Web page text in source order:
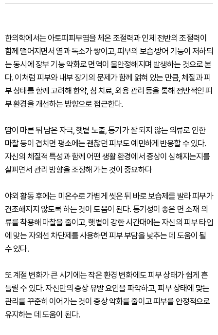
한의학에서는 아토피피부염을 체온 조절력과 인체 전반의 조절력이
함께 떨어지면서 열과 독소가 쌓이고, 피부의 보습·방어 기능이 저하되
는 동시에 장부 기능 약화로 면역이 불안정해지며 발생하는 것으로 본
다. 이처럼 피부와 내부 장기의 문제가 함께 얽혀 있는 만큼, 체질과 피
부 상태를 함께 고려해 한약, 침 치료, 외용 관리 등을 통해 전반적인 피
부 환경을 개선하는 방향으로 접근한다.
땀이 마른 뒤 남은 자극, 햇볕 노출, 통기가 잘 되지 않는 의류로 인한
마찰 등이 겹치면 평소에는 괜찮던 피부도 예민하게 반응할 수 있다.
자신의 체질적 특성과 함께 어떤 생활 환경에서 증상이 심해지는지를
살피면서 관리 방향을 조정해 가는 것이 중요하다
야외 활동 후에는 미온수로 가볍게 씻은 뒤 바로 보습제를 발라 피부가
건조해지지 않도록 하는 것이 도움이 된다. 통기성이 좋은 면 소재 의
류를 착용해 마찰을 줄이고, 햇볕이 강한 시간대에는 자신의 피부 타입
에 맞는 자외선 차단제를 사용하면 피부 부담을 낮추는 데 도움이 될
수 있다.
또 계절 변화가 큰 시기에는 작은 환경 변화에도 피부 상태가 쉽게 흔
들릴 수 있다. 자신만의 증상 유발 요인을 파악하고, 피부 상태에 맞는
관리를 꾸준히 이어가는 것이 증상 악화를 줄이고 피부를 안정적으로
유지하는 데 도움이 된다.